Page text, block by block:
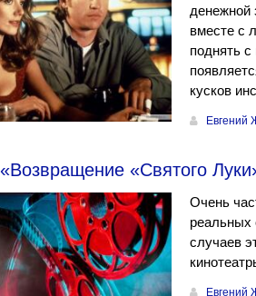
денежной
вместе с
поднять
кусков
Евгений
«Возвращение «Святого
Очень
реальных
случаев
Евгений